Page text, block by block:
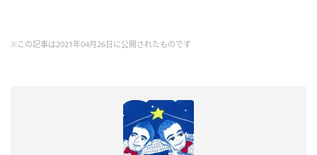
※この記事は2021年04月26日に公開されたものです